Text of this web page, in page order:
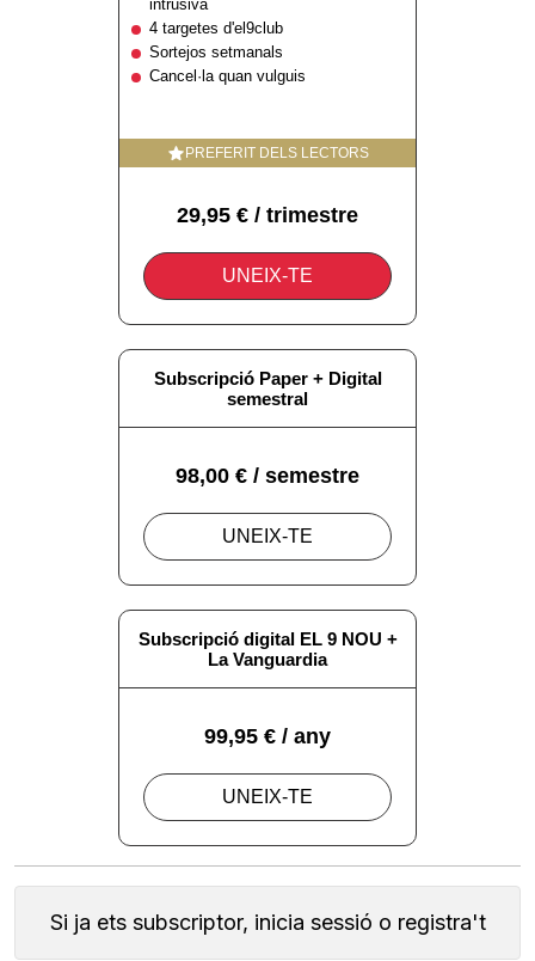
Si ja ets subscriptor, inicia sessió o registra't